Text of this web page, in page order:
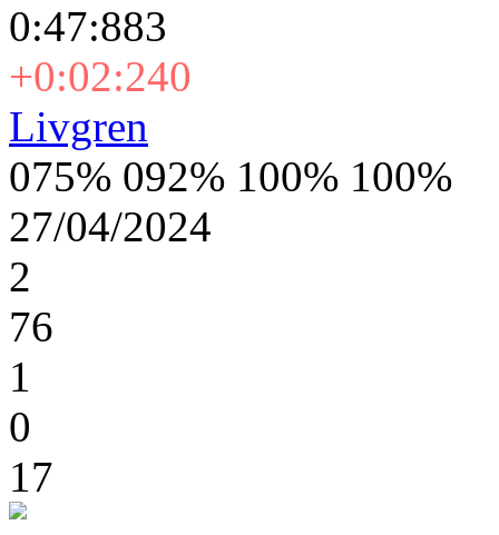
0:47:883
+0:02:240
Livgren
075% 092% 100% 100%
27/04/2024
2
76
1
0
17